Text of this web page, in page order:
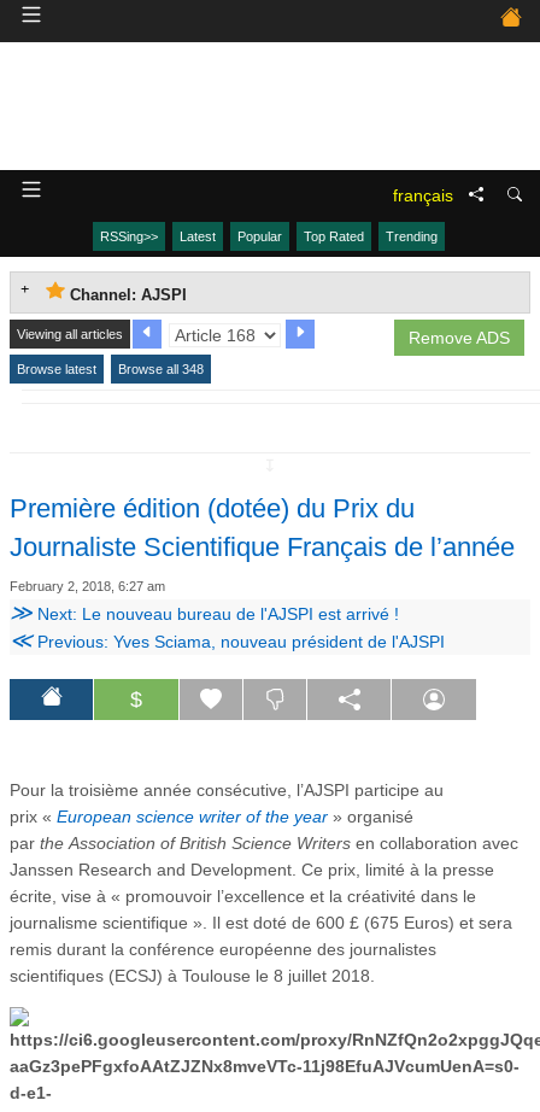
français
RSSing>> Latest Popular Top Rated Trending
Channel: AJSPI
Remove ADS
Viewing all articles
Browse latest Browse all 348
Première édition (dotée) du Prix du
Journaliste Scientifique Français de l’année
February 2, 2018, 6:27 am
≫ Next: Le nouveau bureau de l'AJSPI est arrivé !
≪Previous: Yves Sciama, nouveau président de l'AJSPI
$
Pour la troisième année consécutive, l’AJSPI participe au
prix « European science writer of the year » organisé
par the Association of British Science Writers en collaboration avec
Janssen Research and Development. Ce prix, limité à la presse
écrite, vise à « promouvoir l’excellence et la créativité dans le
journalisme scientifique ». Il est doté de 600 £ (675 Euros) et sera
remis durant la conférence européenne des journalistes
scientifiques (ECSJ) à Toulouse le 8 juillet 2018.